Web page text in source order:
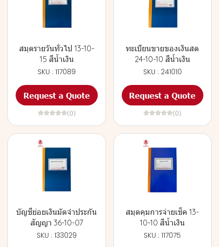
สมุดรายวันทั่วไป 13-10-
15 สีน้ำเงิน
SKU : 117089
Request a Quote
(0)
ทะเบียนขายของเงินสด
24-10-10 สีน้ำเงิน
SKU : 241010
Request a Quote
(0)
บัญชีย่อยเงินมัดจำประกัน
สัญญา 36-10-07
SKU : 133029
สมุดคุมการจ่ายเช็ค 13-
10-10 สีน้ำเงิน
SKU : 117075